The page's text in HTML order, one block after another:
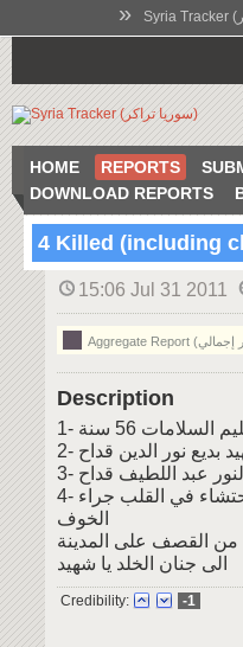
»
HOME REPORTS
DOWNLOAD REPORTS
15:06 Jul 31 2011
Description
السلامات 56 سنة
بديع نور الدين قداح
النور عبد اللطيف قداح
4- الشهيدة الطفلة ليال عدنان طه عسكر استشهدت احتشاء في القلب جراء
الخوف
القصف على المدينة
الى جنان الخلد يا شهيد
Credibility: -1